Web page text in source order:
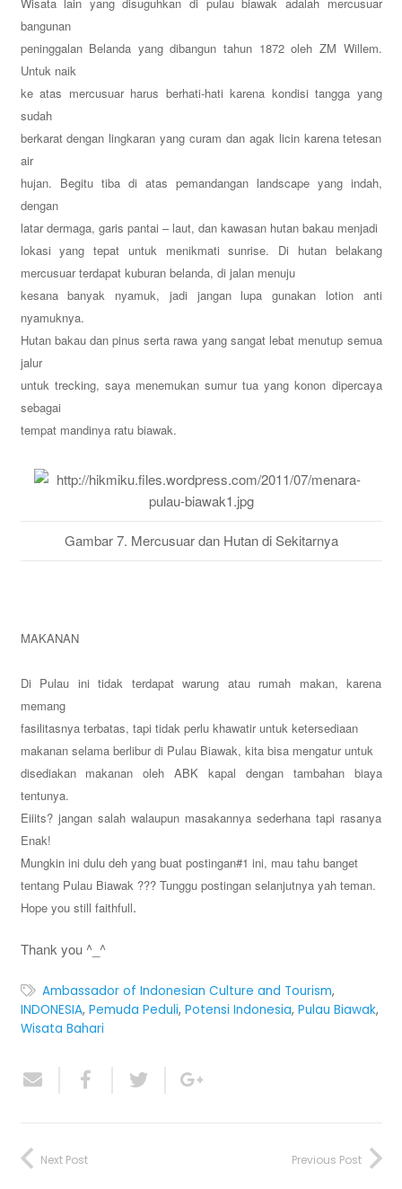
bangunan
peninggalan Belanda yang dibangun tahun 1872 oleh ZM Willem.
Untuk naik
ke atas mercusuar harus berhati-hati karena kondisi tangga yang
sudah
berkarat dengan lingkaran yang curam dan agak licin karena tetesan
air
hujan. Begitu tiba di atas pemandangan landscape yang indah,
dengan
latar dermaga, garis pantai – laut, dan kawasan hutan bakau menjadi
lokasi yang tepat untuk menikmati sunrise.
Di hutan belakang
mercusuar terdapat kuburan belanda, di jalan menuju
kesana banyak nyamuk, jadi jangan lupa gunakan lotion anti
nyamuknya.
Hutan bakau dan pinus serta rawa yang sangat lebat menutup semua
jalur
untuk trecking, saya menemukan sumur tua yang konon dipercaya
sebagai
tempat mandinya ratu biawak.
Gambar 7. Mercusuar dan Hutan di Sekitarnya
MAKANAN
Di Pulau ini tidak terdapat warung atau rumah makan, karena
memang
fasilitasnya terbatas, tapi tidak perlu khawatir untuk ketersediaan
makanan selama berlibur di Pulau Biawak, kita bisa mengatur untuk
disediakan makanan oleh ABK kapal dengan tambahan biaya
tentunya.
Eiiits? jangan salah walaupun masakannya sederhana tapi rasanya
Enak!
Mungkin ini dulu deh yang buat postingan#1 ini, mau tahu banget
tentang Pulau Biawak ??? Tunggu postingan selanjutnya yah teman.
Hope youstill faithfull.
Thank you ^_^
Ambassador of Indonesian Culture and Tourism,
INDONESIA, Pemuda Peduli, Potensi Indonesia, Pulau Biawak,
Wisata Bahari
Previous Post
Next Post